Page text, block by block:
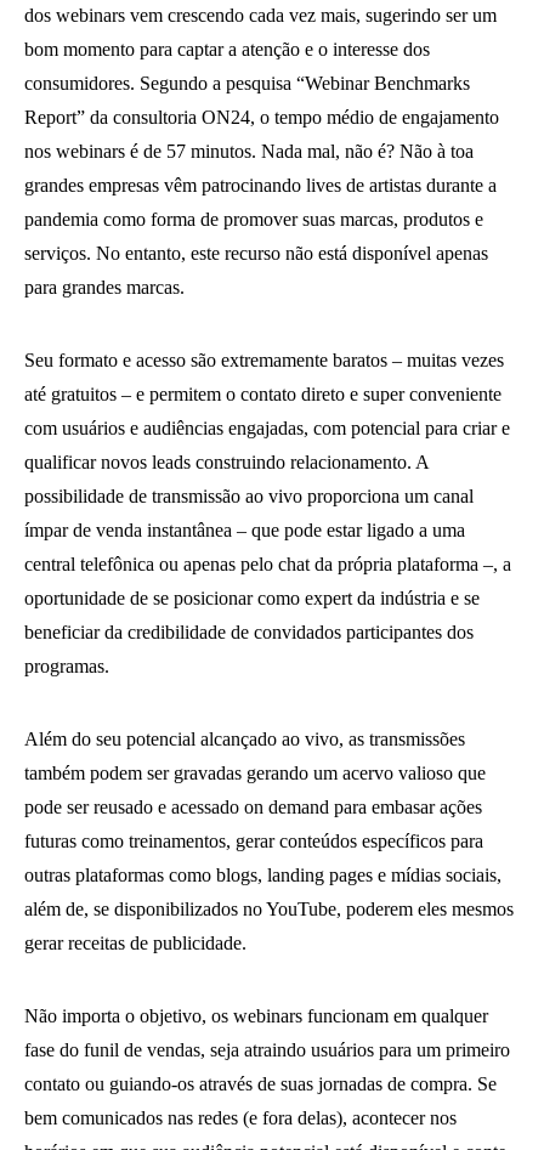
dos webinars vem crescendo cada vez mais, sugerindo ser um
bom momento para captar a atenção e o interesse dos
consumidores. Segundo a pesquisa “Webinar Benchmarks
Report” da consultoria ON24, o tempo médio de engajamento
nos webinars é de 57 minutos. Nada mal, não é? Não à toa
grandes empresas vêm patrocinando lives de artistas durante a
pandemia como forma de promover suas marcas, produtos e
serviços. No entanto, este recurso não está disponível apenas
para grandes marcas.
Seu formato e acesso são extremamente baratos – muitas vezes
até gratuitos – e permitem o contato direto e super conveniente
com usuários e audiências engajadas, com potencial para criar e
qualificar novos leads construindo relacionamento. A
possibilidade de transmissão ao vivo proporciona um canal
ímpar de venda instantânea – que pode estar ligado a uma
central telefônica ou apenas pelo chat da própria plataforma –, a
oportunidade de se posicionar como expert da indústria e se
beneficiar da credibilidade de convidados participantes dos
programas.
Além do seu potencial alcançado ao vivo, as transmissões
também podem ser gravadas gerando um acervo valioso que
pode ser reusado e acessado on demand para embasar ações
futuras como treinamentos, gerar conteúdos específicos para
outras plataformas como blogs, landing pages e mídias sociais,
além de, se disponibilizados no YouTube, poderem eles mesmos
gerar receitas de publicidade.
Não importa o objetivo, os webinars funcionam em qualquer
fase do funil de vendas, seja atraindo usuários para um primeiro
contato ou guiando-os através de suas jornadas de compra. Se
bem comunicados nas redes (e fora delas), acontecer nos